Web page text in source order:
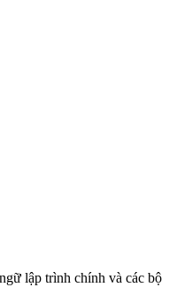
lập trình chính và các bộ